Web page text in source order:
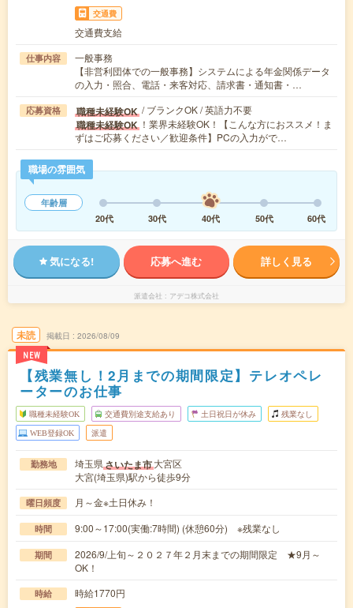
交通費
交通費支給
仕事内容
一般事務
【非営利団体での一般事務】システムによる年金関係データ
の入力・照合、電話・来客対応、請求書・通知書・…
応募資格 職種未経験OK / ブランクOK / 英語力不要
職種未経験OK ！業界未経験OK！【こんな方におススメ！ま
ずはご応募ください／歓迎条件】PCの入力がで…
職場の雰囲気
年齢層
20代
30代 40代 50代 60代
気になる! 応募へ進む 詳しく見る
派遣会社 アデコ株式会社
未読
NEW
掲載日 2026/08/09
【残業無し！2月までの期間限定】テレオペレ
ーターのお仕事
職種未経験OK 交通費別途支給あり 土日祝日が休み 残業なし
WEB登録OK 派遣
勤務地 埼玉県さいたま市大宮区
大宮(埼玉県)駅から徒歩9分
曜日頻度 月～金※土日休み！
時間 9:00～17:00(実働:7時間) (休憩60分) ※残業なし
期間
2026/9/上旬～２０２７年２月末までの期間限定 ★9月～
OK！
時給 時給1770円